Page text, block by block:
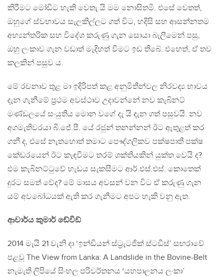
කිරීමට මෝඩිට හැකි වෙතැ යි මම නොසිතමි. එසේ වෙතත්,
ඔහුගේ ස්වභාවය සැලකිල්ලට ගත් විට, හදිසි සහ ආසන්නතම
අභ්‍යන්තරික සහ විදේශ කරුණු ගැන සොයා බැලීමෙන් පසු,
ඔහු ලංකාව ගැන වඩාත් මැදිහත් වීමට ඉඩ තිබේ. එහෙත්, ඒ තව
කලකින් පසුව ය.
මේ රචනාව තුළ මා ඉදිරිපත් කළ අනුමිතීන්වල නිරවද්‍ය භාවය
දැන ගැනීමේ ප‍්‍රථම අවස්ථාව උදාවන්නේ නව කැබිනට්
මණ්ඩලයේ සංයුතිය මොන වගේ දැ යි දැන ගත් පසුවයි. නව
අගමැතිවරයා බී.ජේ.පී. යේ රජුන් තනන්නන් ඊට ඇතුළත් කර
ගනී ද, එසේ නැතහොත් තමාට පෞද්ගලිකව පක්ෂපාතී පක්ෂ
කේඩරයෙන් ඊට කැඳවීමට තරම් ශක්තියකින් යුක්ත වෙයි ද?
එම කැබිනට්ටුවේ හැඩය සැකසීමට ආර්.එස්.එස්. කොතෙක්
දුරට සමත් වේද? මේ මාසය අවසන් වන විට ඒ කරුණු ගැන
යම් අවබෝධයක් ඇති කර ගැනීමට අපට හැකි වනු ඇත.
ආචාර්ය කුමාර් ඬේවිඞ්
2014 මැයි 21 වැනි දා ‘ඉන්ඩියන් ස්ට‍්‍රැටජික් ස්ටඞීස්’ සඟරාවේ
පළවූ The View from Lanka: A Landslide in the Bovine-Belt
නැමැති ලිපියේ සිංහල පරිවර්තනය ‘යහපාලනය ලංකා’